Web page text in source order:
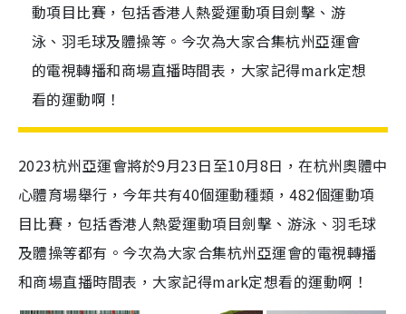
動項目比賽，包括香港人熱愛運動項目劍擊、游
泳、羽毛球及體操等。今次為大家合集杭州亞運會
的電視轉播和商場直播時間表，大家記得mark定想
看的運動啊！
2023杭州亞運會將於9月23日至10月8日，在杭州奧體中
心體育場舉行，今年共有40個運動種類，482個運動項
目比賽，包括香港人熱愛運動項目劍擊、游泳、羽毛球
及體操等都有。今次為大家合集杭州亞運會的電視轉播
和商場直播時間表，大家記得mark定想看的運動啊！